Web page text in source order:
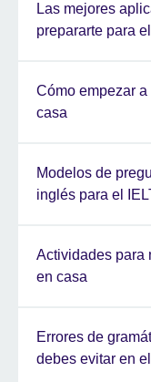
Las mejores
prepararte para
Cómo empezar
casa
Modelos de
inglés para el
Actividades para
en casa
Errores de
debes evitar en